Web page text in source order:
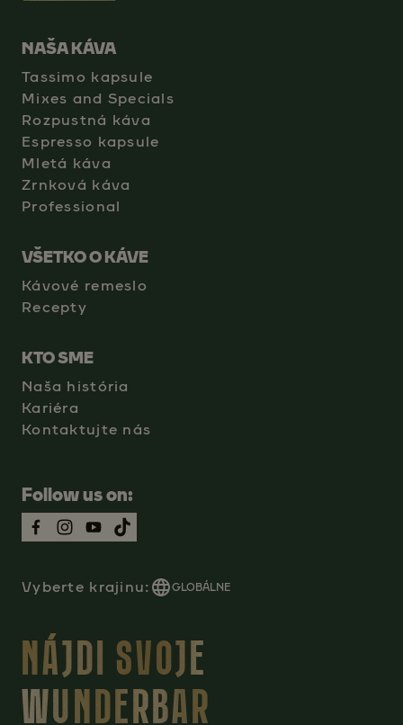
NAŠA KÁVA
Tassimo kapsule
Mixes and Specials
Rozpustná káva
Espresso kapsule
Mletá káva
Zrnková káva
Professional
VŠETKO O KÁVE
Kávové remeslo
Recepty
KTO SME
Naša história
Kariéra
Kontaktujte nás
Follow us on:
Vyberte krajinu: GLOBÁLNE
NÁJDI SVOJE
WUNDERBAR